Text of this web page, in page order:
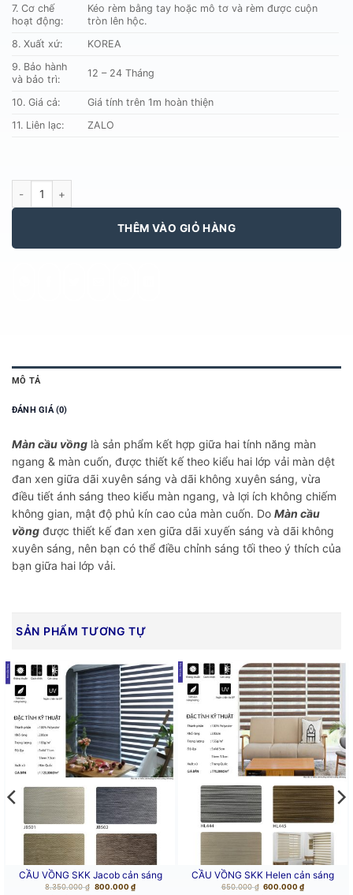
7. Cơ chế
hoạt động:
Kéo rèm bằng tay hoặc mô tơ và rèm được cuộn
tròn lên hộc.
8. Xuất xứ:
KOREA
9. Bảo hành
và bảo trì:
12 – 24 Tháng
10. Giá cả:
Giá tính trên 1m hoàn thiện
11. Liên lạc:
ZALO
CẦU VỒNG SKK Freddy cản sáng số lượng
THÊM VÀO GIỎ HÀNG
MÔ TẢ
ĐÁNH GIÁ (0)
Màn cầu vồng là sản phẩm kết hợp giữa hai tính năng màn
ngang & màn cuốn, được thiết kế theo kiểu hai lớp vải màn dệt
đan xen giữa dãi xuyên sáng và dãi không xuyên sáng, vừa
điều tiết ánh sáng theo kiểu màn ngang, và lợi ích không chiếm
không gian, mật độ phủ kín cao của màn cuốn. Do Màn cầu
vồng được thiết kế đan xen giữa dãi xuyến sáng và dãi không
xuyên sáng, nên bạn có thể điều chỉnh sáng tối theo ý thích của
bạn giữa hai lớp vải.
SẢN PHẨM TƯƠNG TỰ
CẦU VỒNG SKK Jacob cản sáng
8.350.000₫ Giá
800.000 ₫Giá
CẦU VỒNG SKK Helen cản sáng
650.000₫ Giá
600.000₫Giá